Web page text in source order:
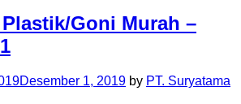
Goni Murah –
Desember 1, 2019 by PT. Suryatama